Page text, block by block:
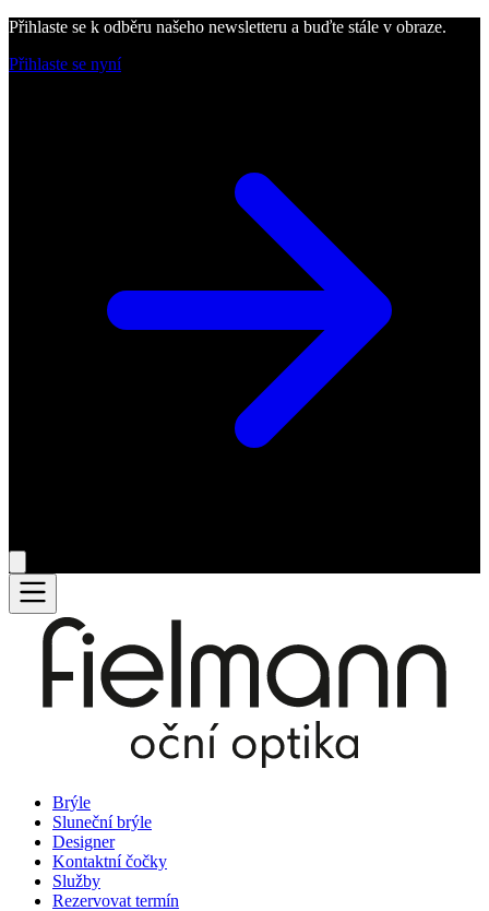
Přihlaste se k odběru našeho newsletteru a buďte stále v obraze.
Přihlaste se nyní
Brýle
Sluneční brýle
Designer
Kontaktní čočky
Služby
Rezervovat termín